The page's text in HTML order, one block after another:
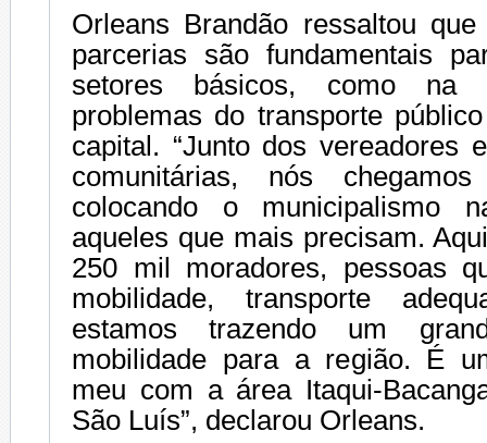
Orleans Brandão ressaltou
parcerias são fundamentais
setores básicos, como na
problemas do transporte
capital. “Junto dos vereadores
comunitárias, nós
colocando o municipalismo
aqueles que mais precisam.
250 mil moradores, pessoas
mobilidade, transporte
estamos trazendo um
mobilidade para a região. É
meu com a área Itaqui-
São Luís”, declarou Orleans.